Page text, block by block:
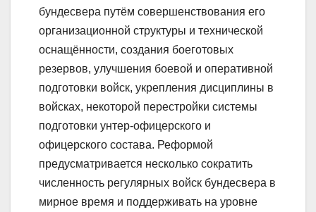
бундесвера путём совершенствования его
организационной структуры и технической
оснащённости, создания боеготовых
резервов, улучшения боевой и оперативной
подготовки войск, укрепления дисциплины в
войсках, некоторой перестройки системы
подготовки унтер-офицерского и
офицерского состава. Реформой
предусматривается несколько сократить
численность регулярных войск бундесвера в
мирное время и поддерживать на уровне